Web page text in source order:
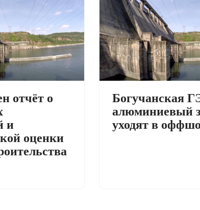
отчёт о
и
оценки
Богучанская
алюминиевый
уходят в